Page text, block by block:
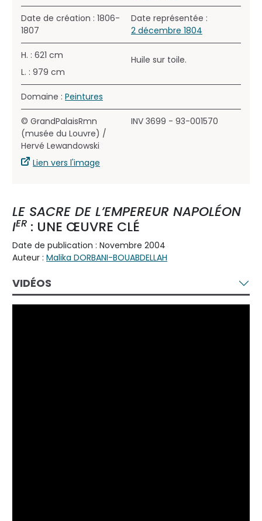
Date de création : 1806-
1807
Date représentée :
2 décembre 1804
H. : 621 cm
L. : 979 cm
Huile sur toile.
Domaine : Peintures
© GrandPalaisRmn
(musée du Louvre) /
Hervé Lewandowski
Lien vers l'image
INV 3699 - 93-001570
LE SACRE DE L’EMPEREUR NAPOLÉON
IER : UNE ŒUVRE CLÉ
Date de publication : Novembre 2004
Auteur : Malika DORBANI-BOUABDELLAH
VIDÉOS